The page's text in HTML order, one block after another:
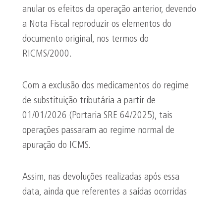
anular os efeitos da operação anterior, devendo
a Nota Fiscal reproduzir os elementos do
documento original, nos termos do
RICMS/2000.
Com a exclusão dos medicamentos do regime
de substituição tributária a partir de
01/01/2026 (Portaria SRE 64/2025), tais
operações passaram ao regime normal de
apuração do ICMS.
Assim, nas devoluções realizadas após essa
data, ainda que referentes a saídas ocorridas